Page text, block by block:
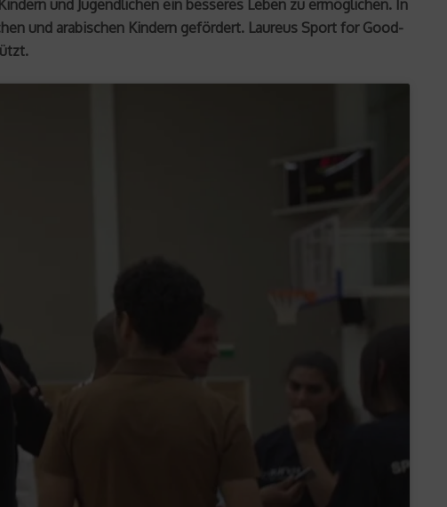
und Jugendlichen ein besseres Leben zu ermöglichen. In
und arabischen Kindern gefördert. Laureus Sport for Good-